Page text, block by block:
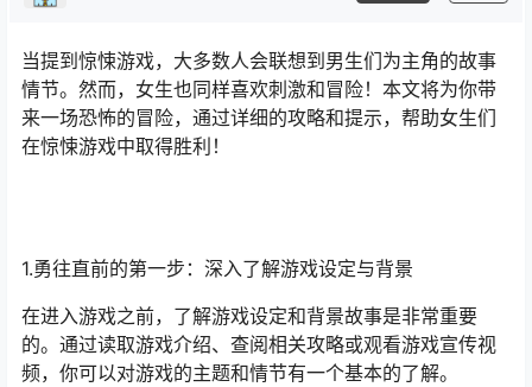
当提到惊悚游戏，大多数人会联想到男生们为主角的故事
情节。然而，女生也同样喜欢刺激和冒险！本文将为你带
来一场恐怖的冒险，通过详细的攻略和提示，帮助女生们
在惊悚游戏中取得胜利！
1.勇往直前的第一步：深入了解游戏设定与背景
在进入游戏之前，了解游戏设定和背景故事是非常重要
的。通过读取游戏介绍、查阅相关攻略或观看游戏宣传视
频，你可以对游戏的主题和情节有一个基本的了解。